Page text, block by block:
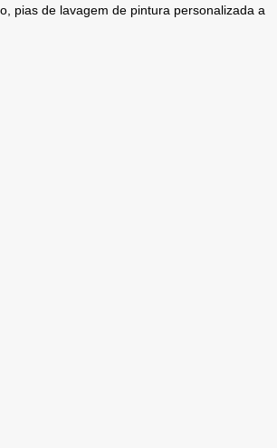
pias de lavagem de pintura personalizada a